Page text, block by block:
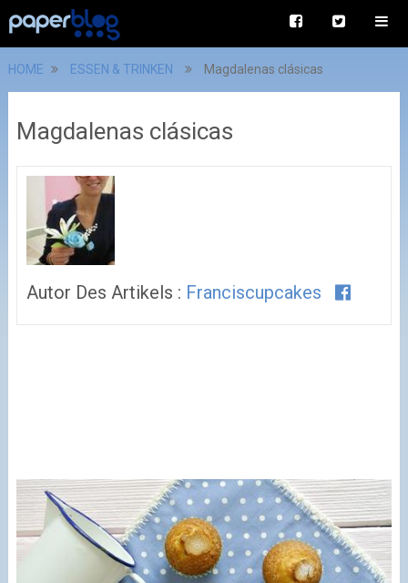
HOME ESSEN & TRINKEN Magdalenas clásicas
Magdalenas clásicas
Autor Des Artikels : Franciscupcakes